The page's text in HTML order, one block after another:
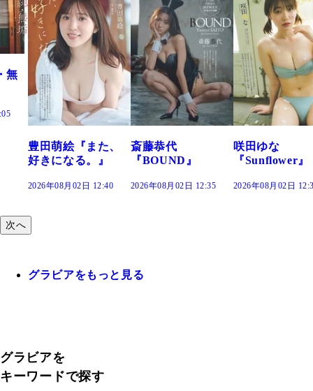
斎藤恭代
『BOUND』
2026年08月02日 12:35
咲田ゆな
『Sunflower』
2026年08月02日 12:30
藤水咲桜『花
だまり』
2026年08月02日
次へ
グラビアをもっと見る
グラビアを
キーワードで探す